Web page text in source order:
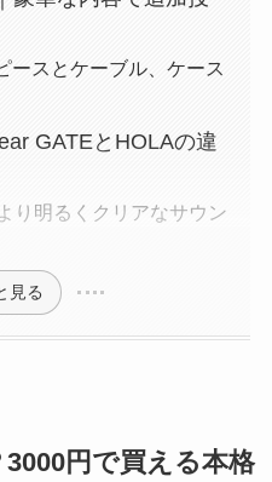
ースとケーブル、ケース
GATEとHOLAの違
り明るくクリアなサウン
見る
円で買える本格